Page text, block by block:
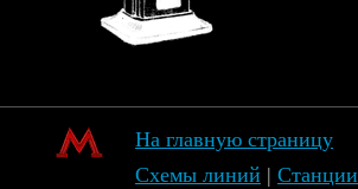
На главную страницу
Схемы линий | Станции